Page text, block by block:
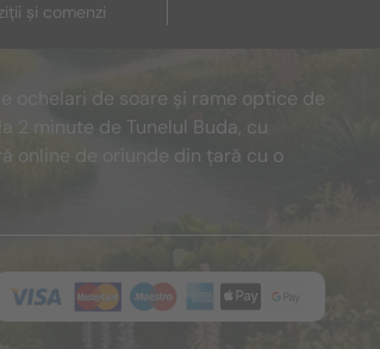
și comenzi
ochelari de soare și rame optice de
2 minute de Tunelul Buda, cu
online de oriunde din țară cu o